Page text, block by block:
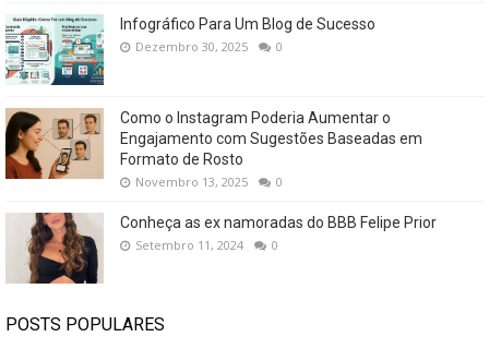
Infográfico Para Um Blog de Sucesso
Dezembro 30, 2025 0
Como o Instagram Poderia Aumentar o
Engajamento com Sugestões Baseadas em
Formato de Rosto
Novembro 13, 2025 0
Conheça as ex namoradas do BBB Felipe Prior
Setembro 11, 2024 0
POSTS POPULARES